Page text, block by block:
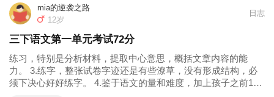
mia的逆袭之路
12岁
日志
三下语文第一单元考试72分
练习，特别是分析材料，提取中心意思，概括文章内容的能
力。 3.练字，整张试卷字迹还是有些潦草，没有形成结构，必
须下决心好好练字。 4.鉴于语文的量和难度，加上孩子之前1-2